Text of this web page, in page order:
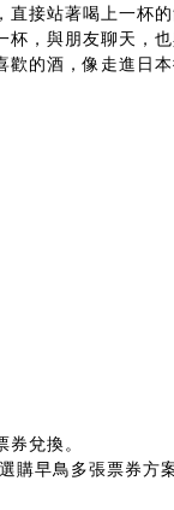
接站著喝上一杯
，與朋友聊天，
的酒，像走進日
兌換。
購早鳥多張票券方